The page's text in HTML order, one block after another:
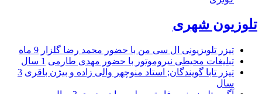
تلوزیون شهری
تیزر تلویزیونی ال سی من با حضور محمد رضا گلزار 9 ماه
تبلیغات محیطی نیروموتور با حضور مهدی طارمی 1 سال
تیزر تابا گویندگان; استاد منوچهر والی زاده و بیژن باقری 3
سال